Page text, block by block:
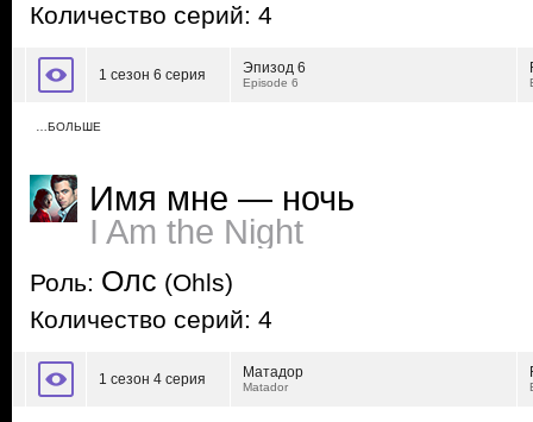
Количество серий: 4
1 сезон 6 серия Эпизод 6
Episode 6
…БОЛЬШЕ
Имя мне — ночь
I Am the Night
Роль: Олс (Ohls)
Количество серий: 4
1 сезон 4 серия Матадор
Matador